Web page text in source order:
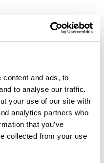
content and ads, to
to analyse our traffic.
your use of our site with
analytics partners who
that you’ve
collected from your use
un avis !
avis